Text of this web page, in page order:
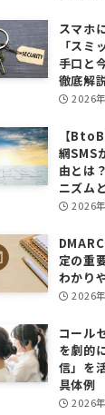
スマホ
「スミ
手口と
徹底解
2026
【
網SMS
由とは
ニズム
2026
定の重
わかり
2026
コール
を劇的
信」を
具体例
2026